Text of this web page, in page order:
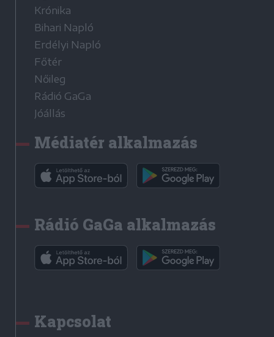
Krónika
Bihari Napló
Erdélyi Napló
Főtér
Nőileg
Rádió GaGa
Jóállás
Médiatér alkalmazás
Rádió GaGa alkalmazás
Kapcsolat